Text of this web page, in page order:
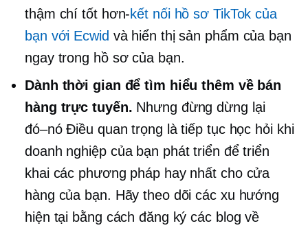
thậm chítốt hơn-kết nối hồ sơ TikTok của
bạn với Ecwid và hiển thị sản phẩm của bạn
ngay trong hồ sơ của bạn.
Dành thời gian để tìm hiểu thêm về bán
hàng trực tuyến. Nhưng đừng dừng lại
đó–nóĐiều quan trọng là tiếp tục học hỏi khi
doanh nghiệp của bạn phát triển để triển
khai các phương pháp hay nhất cho cửa
hàng của bạn. Hãy theo dõi các xu hướng
hiện tại bằng cách đăng ký các blog về